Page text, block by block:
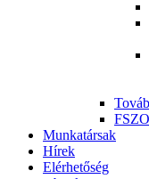
Munkatársak
Hírek
Elérhetőség